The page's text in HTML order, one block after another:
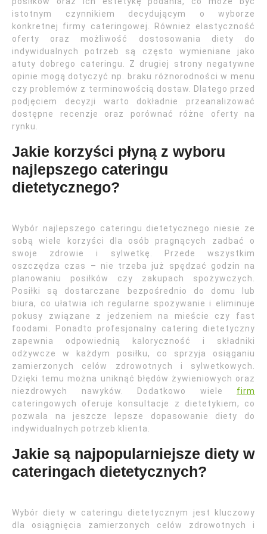
istotnym czynnikiem decydującym o wyborze
konkretnej firmy cateringowej. Również elastyczność
oferty oraz możliwość dostosowania diety do
indywidualnych potrzeb są często wymieniane jako
atuty dobrego cateringu. Z drugiej strony negatywne
opinie mogą dotyczyć np. braku różnorodności w menu
czy problemów z terminowością dostaw. Dlatego przed
podjęciem decyzji warto dokładnie przeanalizować
dostępne recenzje oraz porównać różne oferty na
rynku.
Jakie korzyści płyną z wyboru
najlepszego cateringu
dietetycznego?
Wybór najlepszego cateringu dietetycznego niesie ze
sobą wiele korzyści dla osób pragnących zadbać o
swoje zdrowie i sylwetkę. Przede wszystkim
oszczędza czas – nie trzeba już spędzać godzin na
planowaniu posiłków czy zakupach spożywczych.
Posiłki są dostarczane bezpośrednio do domu lub
biura, co ułatwia ich regularne spożywanie i eliminuje
pokusy związane z jedzeniem na mieście czy fast
foodami. Ponadto profesjonalny catering dietetyczny
zapewnia odpowiednią kaloryczność i składniki
odżywcze w każdym posiłku, co sprzyja osiąganiu
zamierzonych celów zdrowotnych i sylwetkowych.
Dzięki temu można uniknąć błędów żywieniowych oraz
niezdrowych nawyków. Dodatkowo wiele firm
cateringowych oferuje konsultacje z dietetykiem, co
pozwala na jeszcze lepsze dopasowanie diety do
indywidualnych potrzeb klienta.
Jakie są najpopularniejsze diety w
cateringach dietetycznych?
Wybór diety w cateringu dietetycznym jest kluczowy
dla osiągnięcia zamierzonych celów zdrowotnych i